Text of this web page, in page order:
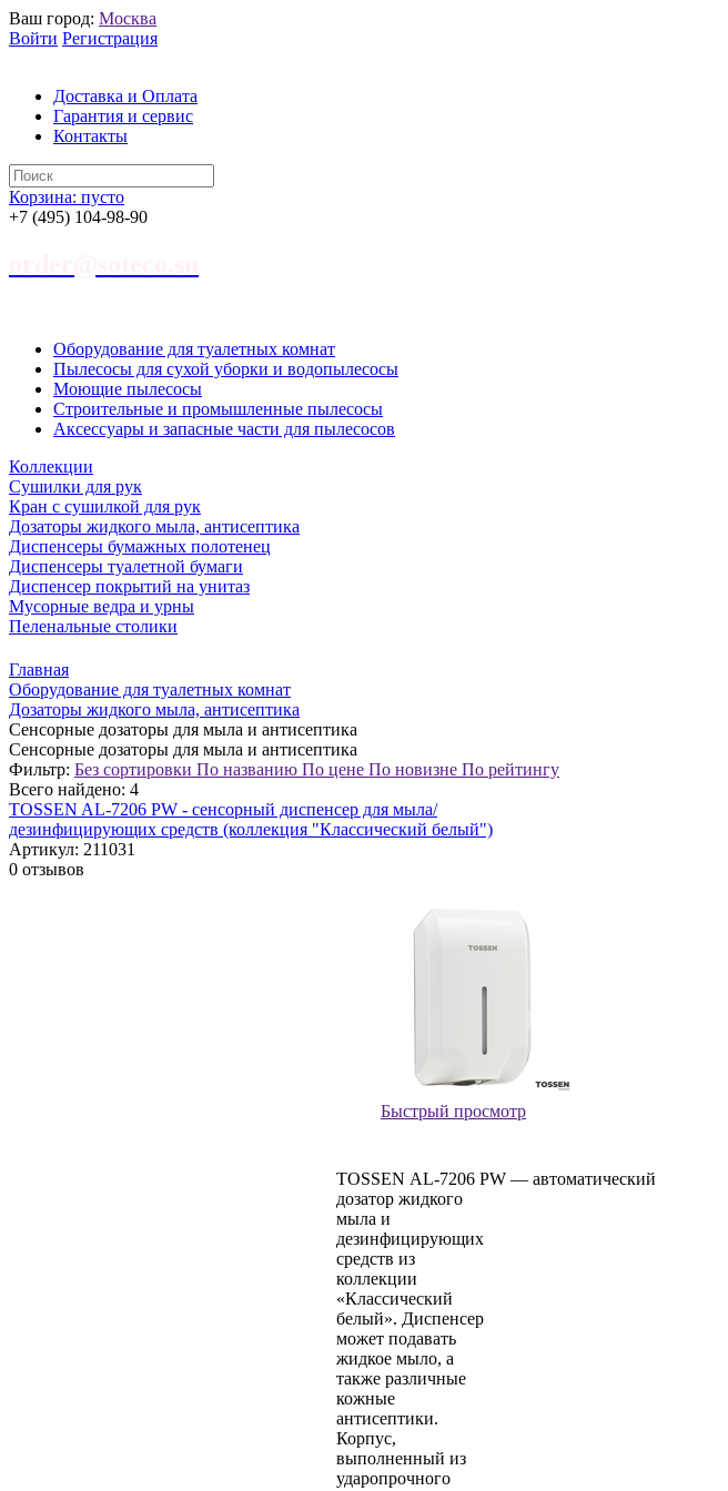
Ваш город: Москва
Войти Регистрация
Доставка и Оплата
Гарантия и сервис
Контакты
Корзина: пусто
+7 (495) 104-98-90
Оборудование для туалетных комнат
Пылесосы для сухой уборки и водопылесосы
Моющие пылесосы
Строительные и промышленные пылесосы
Аксессуары и запасные части для пылесосов
Коллекции
Сушилки для рук
Кран с сушилкой для рук
Дозаторы жидкого мыла, антисептика
Диспенсеры бумажных полотенец
Диспенсеры туалетной бумаги
Диспенсер покрытий на унитаз
Мусорные ведра и урны
Пеленальные столики
Главная
Оборудование для туалетных комнат
Дозаторы жидкого мыла, антисептика
Сенсорные дозаторы для мыла и антисептика
Сенсорные дозаторы для мыла и антисептика
Фильтр: Без сортировки По названию По цене По новизне По рейтингу
Всего найдено: 4
TOSSEN AL-7206 PW - сенсорный диспенсер для мыла/
дезинфицирующих средств (коллекция "Классический белый")
Артикул: 211031
0 отзывов
Быстрый просмотр
TOSSEN AL‑7206 PW — автоматический
дозатор жидкого
мыла и
дезинфицирующих
средств из
коллекции
«Классический
белый». Диспенсер
может подавать
жидкое мыло, а
также различные
кожные
антисептики.
Корпус,
выполненный из
ударопрочного